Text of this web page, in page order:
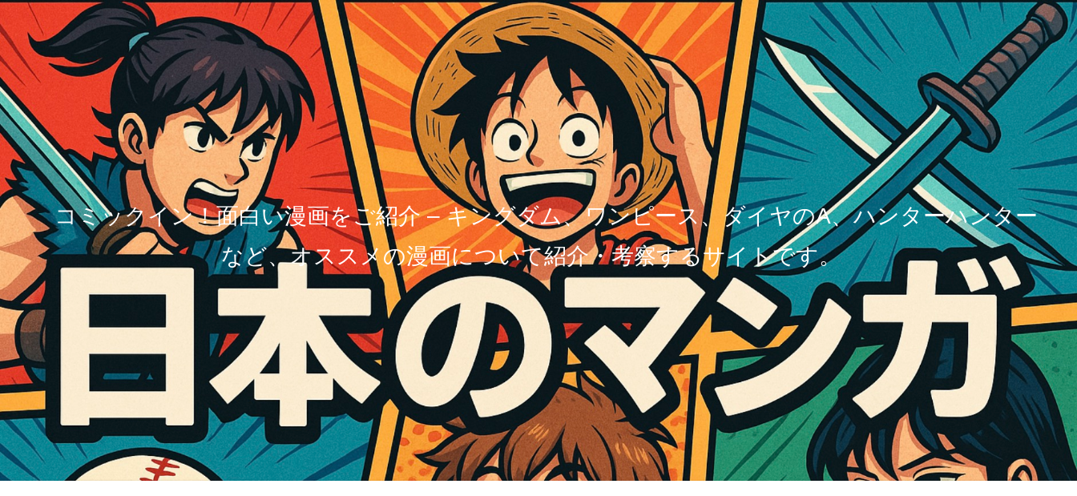
コミックイン！面白い漫画をご紹介 – キングダム、ワンピース、ダイヤのA、ハンターハンター
など、オススメの漫画について紹介・考察するサイトです。